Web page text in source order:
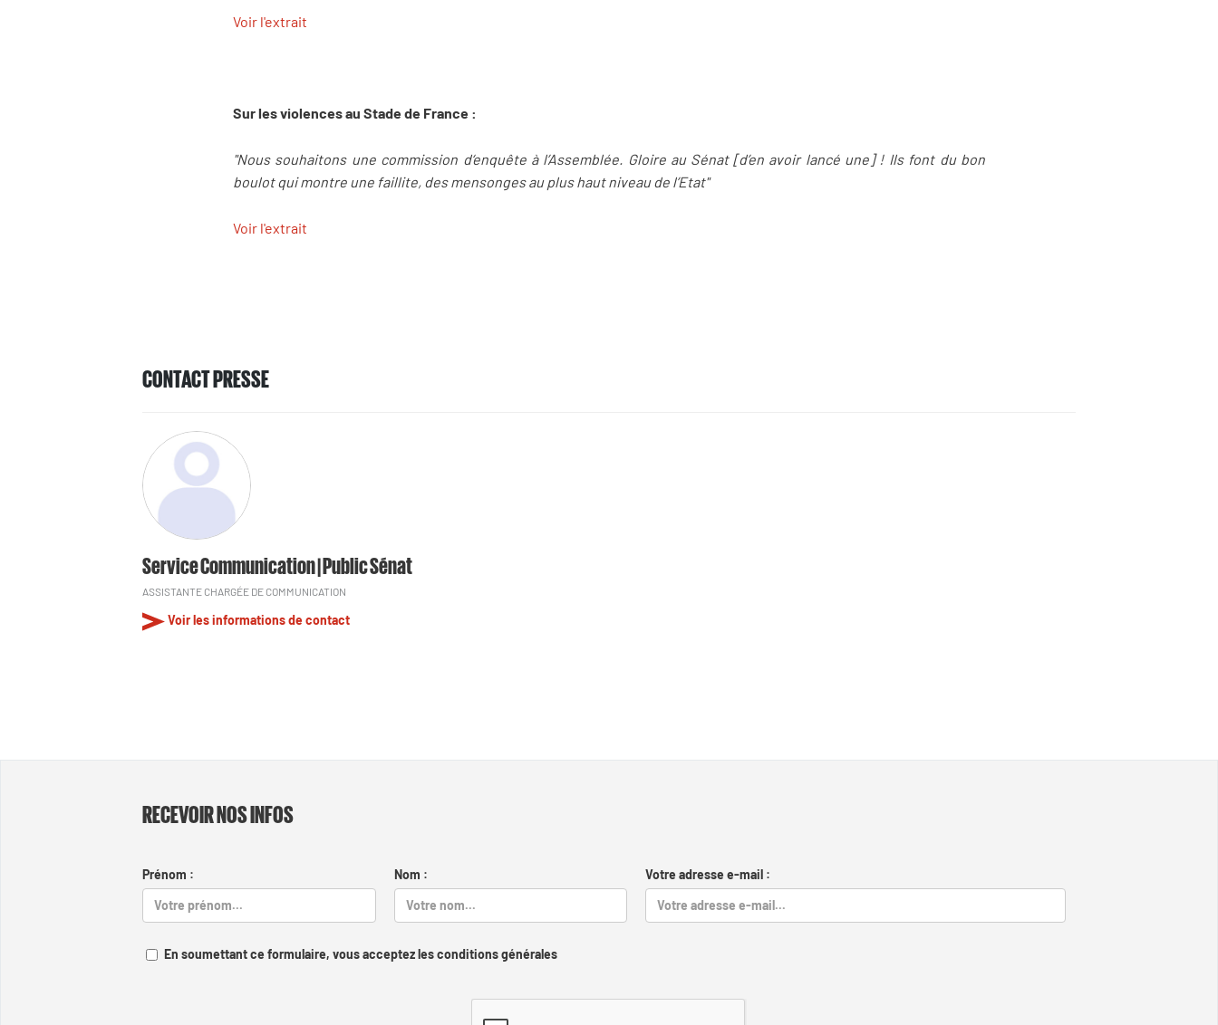
Voir l'extrait
Sur les violences au Stade de France :
"Nous souhaitons une commission d‘enquête à l’Assemblée. Gloire au Sénat [d’en avoir lancé une] ! Ils font du bon
boulot qui montre une faillite, des mensonges au plus haut niveau de l’Etat"
Voir l'extrait
CONTACT PRESSE
Service Communication | Public Sénat
ASSISTANTE CHARGÉE DE COMMUNICATION
Voir les informations de contact
RECEVOIR NOS INFOS
Prénom : Nom : Votre adresse e-mail :
En soumettant ce formulaire, vous acceptez les conditions générales